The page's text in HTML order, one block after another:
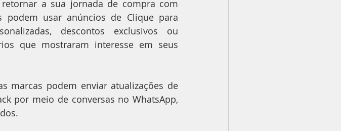
a sua jornada de compra com
podem usar anúncios de Clique para
descontos exclusivos ou
que mostraram interesse em seus
marcas podem enviar atualizações de
por meio de conversas no WhatsApp,